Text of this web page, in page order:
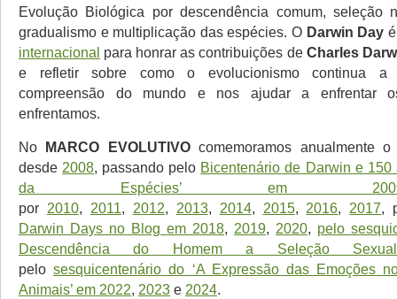
Evolução Biológica por descendência comum, seleção
gradualismo e multiplicação das espécies. O Darwin Day
internacional para honrar as contribuições de Charles
e refletir sobre como o evolucionismo continua a
compreensão do mundo e nos ajudar a enfrentar
enfrentamos.
No MARCO EVOLUTIVOcomemoramos anualmente
desde 2008, passando pelo Bicentenário de Darwin e 150
da Espécies’ em
por 2010, 2011, 2012, 2013, 2014, 2015, 2016, 2017,
Darwin Days no Blog em 2018, 2019, 2020, pelo
Descendência do Homem a Seleção
pelosesquicentenário do ‘A Expressão das Emoções
Animais’ em 2022, 2023 e 2024.